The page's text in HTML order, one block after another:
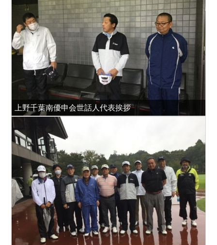
上野千葉南優申会世話人代表挨拶